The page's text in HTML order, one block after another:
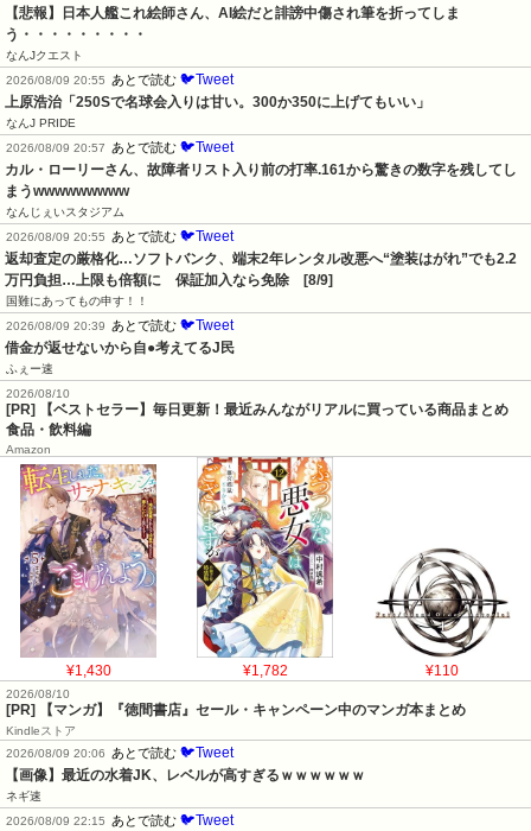
【悲報】日本人艦これ絵師さん、AI絵だと誹謗中傷され筆を折ってしま
う・・・・・・・・・
なんJクエスト
2026/08/09 20:55
あとで読む 🐦Tweet
上原浩治「250Sで名球会入りは甘い。300か350に上げてもいい」
なんJ PRIDE
2026/08/09 20:57
あとで読む 🐦Tweet
カル・ローリーさん、故障者リスト入り前の打率.161から驚きの数字を残してし
まうwwwwwwwww
なんじぇいスタジアム
2026/08/09 20:55
あとで読む 🐦Tweet
返却査定の厳格化…ソフトバンク、端末2年レンタル改悪へ“塗装はがれ”でも2.2
万円負担…上限も倍額に　保証加入なら免除　[8/9]
国難にあってもの申す！！
2026/08/09 20:39
あとで読む 🐦Tweet
借金が返せないから自●考えてるJ民
ふぇー速
2026/08/10
[PR] 【ベストセラー】毎日更新！最近みんながリアルに買っている商品まとめ
食品・飲料編
Amazon
¥1,430 ¥1,782 ¥110
2026/08/10
[PR] 【マンガ】『徳間書店』セール・キャンペーン中のマンガ本まとめ
Kindleストア
2026/08/09 20:06
あとで読む 🐦Tweet
【画像】最近の水着JK、レベルが高すぎるｗｗｗｗｗｗ
ネギ速
2026/08/09 22:15
あとで読む 🐦Tweet